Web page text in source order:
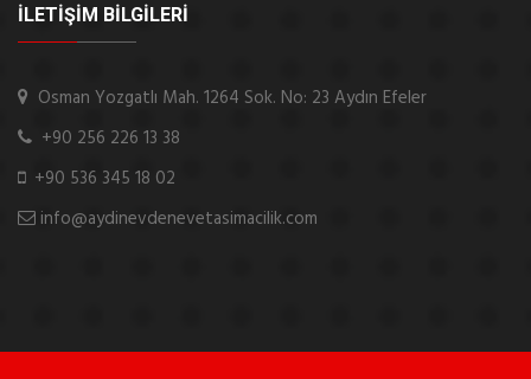
İLETİŞİM BİLGİLERİ
Osman Yozgatlı Mah. 1264 Sok. No: 23 Aydın Efeler
+90 256 226 13 38
+90 536 345 18 02
info@aydinevdenevetasimacilik.com